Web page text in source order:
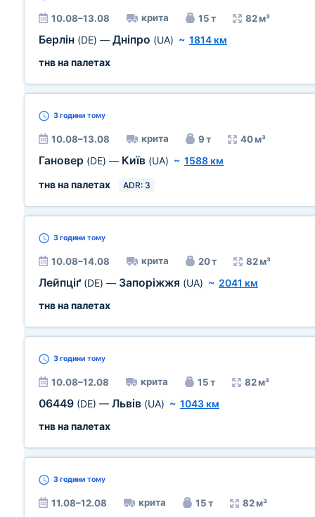
10.08–13.08 крита 15 т 82 м³
Берлін (DE) — Дніпро (UA) ~ 1814 км
тнв на палетах
3 години тому
10.08–13.08 крита 9 т 40 м³
Гановер (DE) — Київ (UA) ~ 1588 км
тнв на палетах
ADR: 3
3 години тому
10.08–14.08 крита 20 т 82 м³
Лейпціґ (DE) — Запоріжжя (UA) ~ 2041 км
тнв на палетах
3 години тому
10.08–12.08 крита 15 т 82 м³
06449 (DE) — Львів (UA) ~ 1043 км
тнв на палетах
3 години тому
11.08–12.08 крита 15 т 82 м³